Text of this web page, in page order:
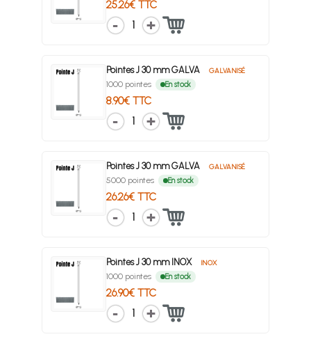
25.26€ TTC
1
Pointes J 30 mm GALVA GALVANISÉ
1000 pointes En stock
8.90€ TTC
1
Pointes J 30 mm GALVA GALVANISÉ
5000 pointes En stock
26.26€ TTC
1
Pointes J 30 mm INOX INOX
1000 pointes En stock
26.90€ TTC
1